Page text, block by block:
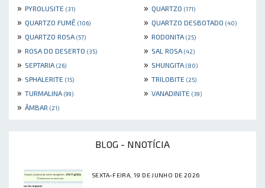
» PYROLUSITE (31) » QUARTZO (171)
» QUARTZO FUMÊ (106) » QUARTZO DESBOTADO (40)
» QUARTZO ROSA (57) » RODONITA (25)
» ROSA DO DESERTO (35) » SAL ROSA (42)
» SEPTARIA (26) » SHUNGITA (80)
» SPHALERITE (15) » TRILOBITE (25)
» TURMALINA (99) » VANADINITE (39)
» ÂMBAR (21)
BLOG - NNOTÍCIA
SEXTA-FEIRA, 19 DE JUNHO DE 2026